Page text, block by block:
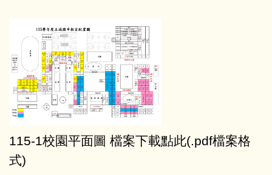
線上設備報修
專科教室登記
教師及班級課表
學校會議記錄
115-1校園平面圖 檔案下載點此(.pdf檔案格
式)